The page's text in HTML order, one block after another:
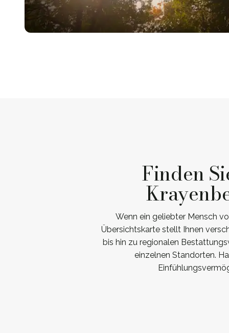
Finden
Wenn ein geliebter Mensch
Übersichtskarte stellt Ihnen
bis hin zu regionalen
einzelnen Standorten.